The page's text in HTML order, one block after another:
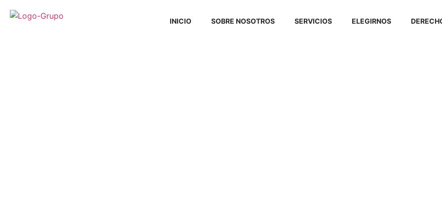
INICIO SOBRE NOSOTROS SERVICIOS ELEGIRNOS